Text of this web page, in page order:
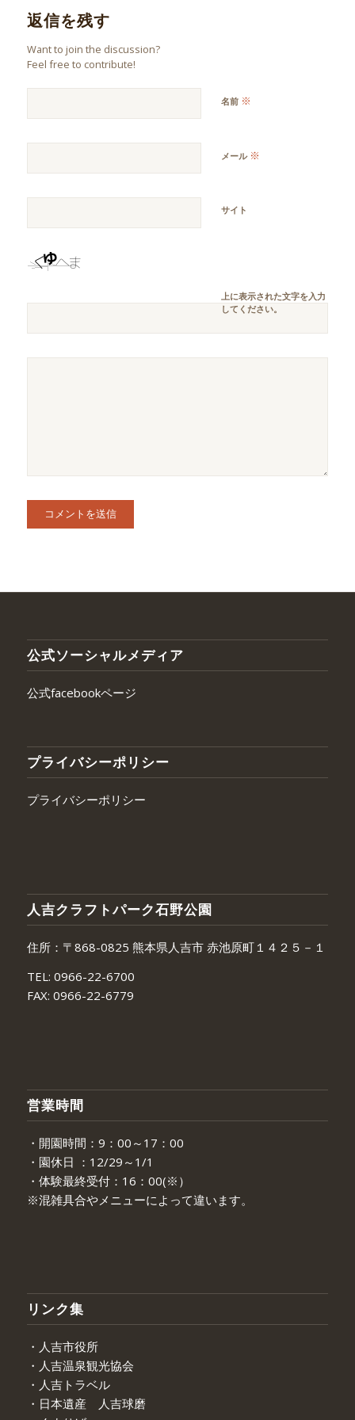
返信を残す
Want to join the discussion?
Feel free to contribute!
名前 ※
メール ※
サイト
上に表示された文字を入力
してください。
公式ソーシャルメディア
公式facebookページ
プライバシーポリシー
プライバシーポリシー
人吉クラフトパーク石野公園
住所：〒868-0825 熊本県人吉市 赤池原町１４２５－１
TEL: 0966-22-6700
FAX: 0966-22-6779
営業時間
・開園時間：9：00～17：00
・園休日 ：12/29～1/1
・体験最終受付：16：00(※）
※混雑具合やメニューによって違います。
リンク集
・人吉市役所
・人吉温泉観光協会
・人吉トラベル
・日本遺産 人吉球磨